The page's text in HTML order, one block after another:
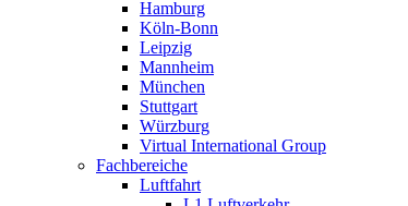
Hamburg
Köln-Bonn
Leipzig
Mannheim
München
Stuttgart
Würzburg
Virtual International Group
Fachbereiche
Luftfahrt